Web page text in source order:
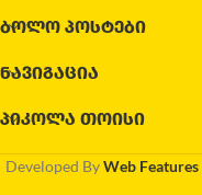
ᲑᲝᲚᲝ ᲞᲝᲡᲢᲔᲑᲘ
ᲜᲐᲕᲘᲒᲐᲪᲘᲐ
ᲞᲘᲙᲝᲚᲐ ᲗᲝᲘᲡᲘ
Developed ByWeb Features